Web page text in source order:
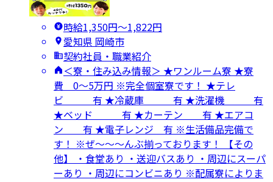
時給1,350円〜1,822円
愛知県 岡崎市
契約社員・職業紹介
＜寮・住み込み情報＞ ★ワンルーム寮 ★寮
費 0～5万円 ※完全個室寮です！ ★テレ
ビ 有 ★冷蔵庫 有 ★洗濯機 有
★ベッド 有 ★カーテン 有 ★エアコ
ン 有 ★電子レンジ 有 ※生活備品完備で
す！ ※ぜ～～～んぶ揃っております！ 【その
他】 ・食堂あり ・送迎バスあり ・周辺にスーパ
ーあり ・周辺にコンビニあり ※配属寮によりま